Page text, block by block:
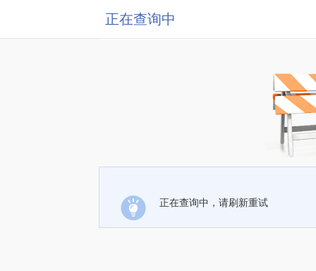
正在查询中
正在查询中，请刷新重试